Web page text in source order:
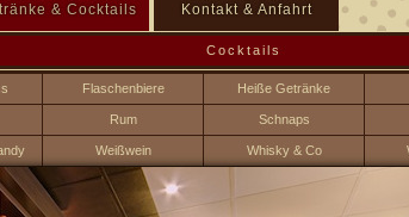
& Cocktails Kontakt & Anfahrt
Cocktails
Flaschenbiere Heiße Getränke
Rum Schnaps
Weißwein Whisky & Co